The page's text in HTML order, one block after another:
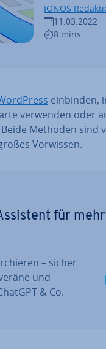
IONOS
11.03.2022
8 mins
einbinden,
verwenden oder
Methoden sind
Vorwissen.
für
– sicher
und
& Co.